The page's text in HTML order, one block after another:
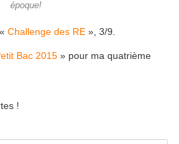
époque!
Challenge des RE », 3/9.
Bac 2015 » pour ma quatrième
!